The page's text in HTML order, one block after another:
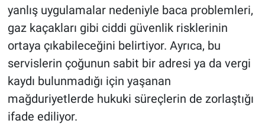
yanlış uygulamalar nedeniyle baca problemleri,
gaz kaçakları gibi ciddi güvenlik risklerinin
ortaya çıkabileceğini belirtiyor. Ayrıca, bu
servislerin çoğunun sabit bir adresi ya da vergi
kaydı bulunmadığı için yaşanan
mağduriyetlerde hukuki süreçlerin de zorlaştığı
ifade ediliyor.